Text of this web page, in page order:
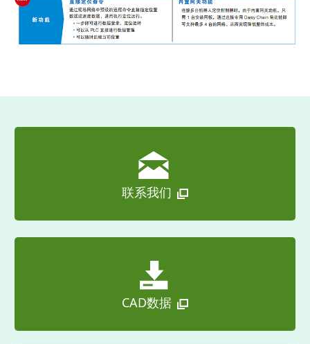
联系我们
CAD数据